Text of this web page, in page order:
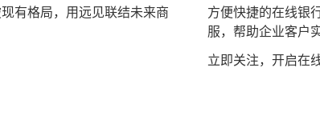
有格局，用远见联结未来商
方便快捷的在线银
服，帮助企业客户
立即关注，开启在